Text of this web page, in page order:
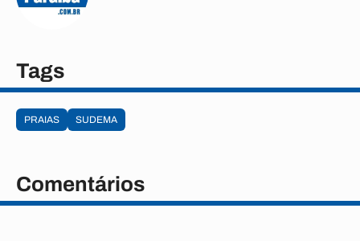
Tags
PRAIAS SUDEMA
Comentários